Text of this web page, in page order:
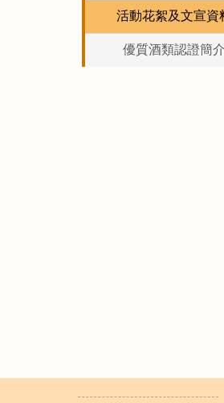
活動花絮及文宣資
優質酒類認證簡介